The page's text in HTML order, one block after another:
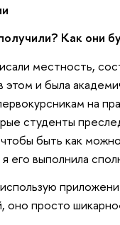
Как они
местность,
и была
на
студенты
чтобы быть как
его выполнила
оно просто